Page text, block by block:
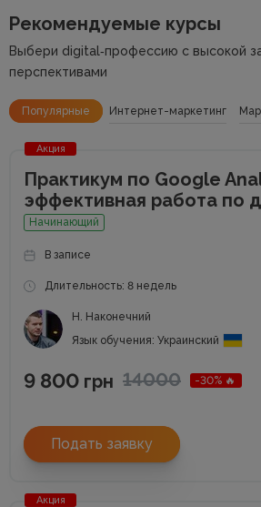
Рекомендуемые курсы
Выбери digital‑профессию с высокой
перспективами
Популярные Интернет-маркетинг
Акция
Практикум по Google
эффективная работа по
Начинающий
В записе
Длительность: 8 недель
Н. Наконечний
Язык обучения: Украинский
9 800 грн 14000 -30% 🔥
Подать заявку
Акция